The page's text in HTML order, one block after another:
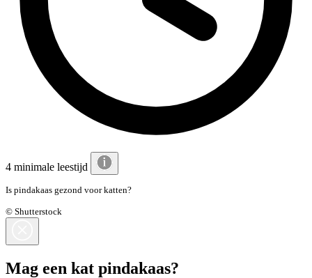
4 minimale leestijd
Is pindakaas gezond voor katten?
© Shutterstock
Mag een kat pindakaas?